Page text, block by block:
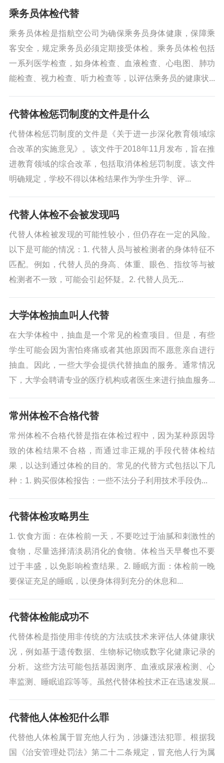
乘务员体检代替
乘务员体检是指航空公司为确保乘务员身体健康，保障乘
客安全，规定乘务员必须定期接受体检。乘务员体检包括
一系列医学检查，如身体检查、血液检查、心电图、肺功
能检查、视力检查、听力检查等，以评估乘务员的健康状...
代替体检惩罚制度的文件是什么
代替体检惩罚制度的文件是《关于进一步深化教育领域综
合改革的实施意见》。该文件于2018年11月发布，旨在推
进教育领域的综合改革，包括取消体检惩罚制度。该文件
明确规定，学校不得以体检结果作为学生升学、评...
代替人体检不会被发现吗
代替人体检被发现的可能性较小，但仍存在一定的风险。
以下是可能的情况：1. 代替人员与被检测者的身体特征不
匹配。例如，代替人员的身高、体重、眼色、指纹等与被
检测者不一致，可能会引起怀疑。2. 代替人员无...
大学体检抽血叫人代替
在大学体检中，抽血是一个常见的检查项目。但是，有些
学生可能会因为害怕疼痛或者其他原因而不愿意亲自进行
抽血。因此，一些大学会提供代替抽血的服务。通常情况
下，大学会聘请专业的医疗机构或者医生来进行抽血服务...
常州体检不合格代替
常州体检不合格代替是指在体检过程中，因为某种原因导
致的体检结果不合格，而通过非正规的手段代替体检结
果，以达到通过体检的目的。常见的代替方式包括以下几
种：1. 购买假体检报告：一些不法分子利用技术手段伪...
代替体检攻略男生
1. 饮食方面：在体检前一天，不要吃过于油腻和刺激性的
食物，尽量选择清淡易消化的食物。体检当天早餐也不要
过于丰盛，以免影响检查结果。2. 睡眠方面：体检前一晚
要保证充足的睡眠，以便身体得到充分的休息和...
代替体检能成功不
代替体检是指使用非传统的方法或技术来评估人体健康状
况，例如基于遗传数据、生物标记物或数字化健康记录的
分析。这些方法可能包括基因测序、血液或尿液检测、心
率监测、睡眠追踪等等。虽然代替体检技术正在迅速发展...
代替他人体检犯什么罪
代替他人体检属于冒充他人行为，涉嫌违法犯罪。根据我
国《治安管理处罚法》第二十二条规定，冒充他人行为属